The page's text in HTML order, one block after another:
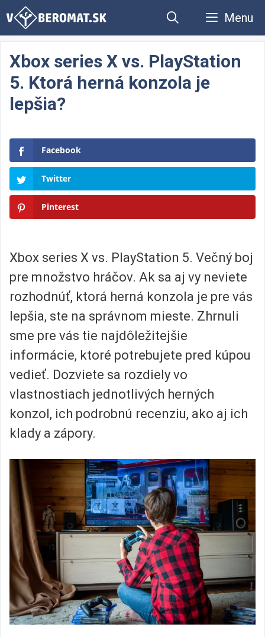
Preskočiť
Menu
Xbox series X vs. PlayStation
5. Ktorá herná konzola je
lepšia?
Facebook
Twitter
Pinterest
Xbox series X vs. PlayStation 5. Večný boj
pre množstvo hráčov. Ak sa aj vy neviete
rozhodnúť, ktorá herná konzola je pre vás
lepšia, ste na správnom mieste. Zhrnuli
sme pre vás tie najdôležitejšie
informácie, ktoré potrebujete pred kúpou
vedieť. Dozviete sa rozdiely vo
vlastnostiach jednotlivých herných
konzol, ich podrobnú recenziu, ako aj ich
klady a zápory.